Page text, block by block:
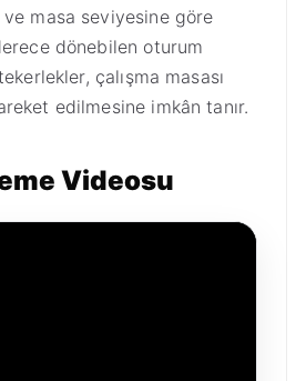
ve masa seviyesine göre
dönebilen oturum
çalışma masası
edilmesine imkân tanır.
Videosu